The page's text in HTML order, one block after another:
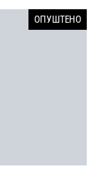
ОПУШТЕНО